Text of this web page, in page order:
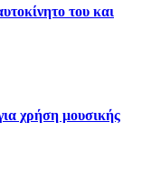
του και
χρήση μουσικής